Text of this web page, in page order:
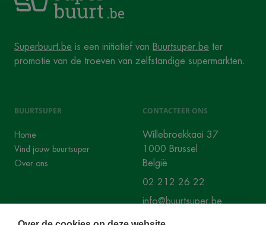
Superbuurt.be is een initiatief van Buurtsuper.be ter
promotie van de troeven van zelfstandige supermarkten.
BUURTSUPER
Home
Vind jouw buurtsuper
Over ons
CONTACTEER ONS
Willebroekkaai 37
1000 Brussel
België
02 212 26 22
info@buurtsuper.be